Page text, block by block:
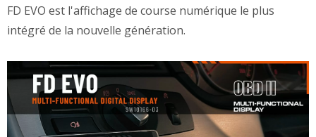
FD EVO est l'affichage de course numérique le plus
intégré de la nouvelle génération.